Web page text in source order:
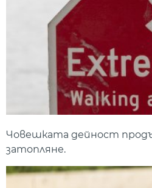
Човешката дейност
затопляне.